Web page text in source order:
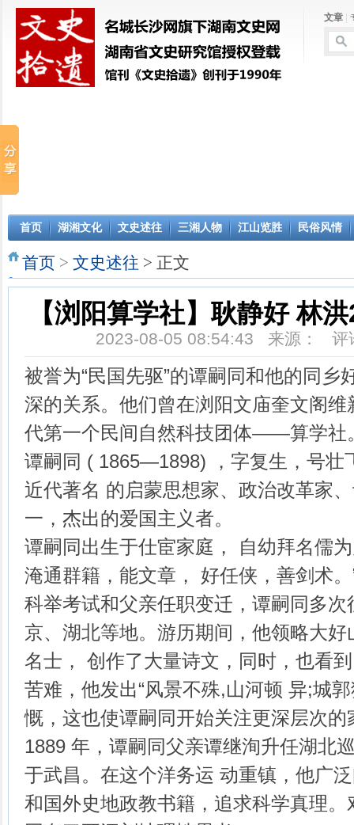
文章
首页 湖湘文化 文史述往 三湘人物 江山览胜 民俗风情
首页 > 文史述往 > 正文
【浏阳算学社】耿静好 林
2023-08-05 08:54:43 来源： 评
被誉为“民国先驱”的谭嗣同和他的同乡
深的关系。他们曾在浏阳文庙奎文阁
代第一个民间自然科技团体——算学社
谭嗣同 ( 1865—1898) ，字复生，号壮
近代著名 的启蒙思想家、政治改革家
一，杰出的爱国主义者。
谭嗣同出生于仕宦家庭， 自幼拜名儒
淹通群籍，能文章， 好任侠，善剑术
科举考试和父亲任职变迁，谭嗣同多
京、湖北等地。游历期间，他领略大
名士， 创作了大量诗文，同时，也看
苦难，他发出“风景不殊,山河顿 异;城
慨，这也使谭嗣同开始关注更深层次的
1889 年，谭嗣同父亲谭继洵升任湖北
于武昌。在这个洋务运 动重镇，他广
和国外史地政教书籍，追求科学真理